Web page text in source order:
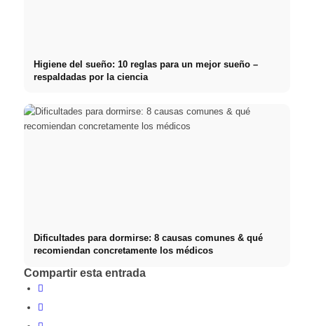
Higiene del sueño: 10 reglas para un mejor sueño –
respaldadas por la ciencia
Dificultades para dormirse: 8 causas comunes & qué
recomiendan concretamente los médicos
Compartir esta entrada